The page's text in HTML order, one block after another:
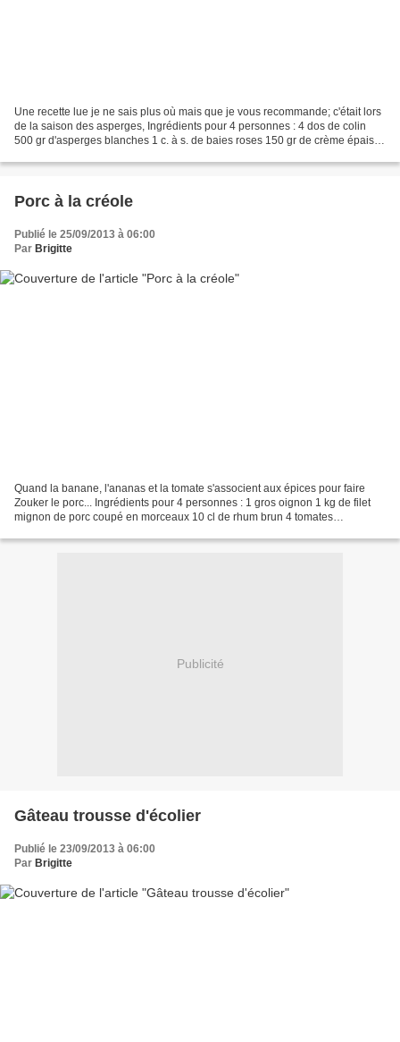
Une recette lue je ne sais plus où mais que je vous recommande; c'était lors
de la saison des asperges, Ingrédients pour 4 personnes : 4 dos de colin
500 gr d'asperges blanches 1 c. à s. de baies roses 150 gr de crème épaisse
Porc à la créole
Publié le 25/09/2013 à 06:00
Par Brigitte
Quand la banane, l'ananas et la tomate s'associent aux épices pour faire
Zouker le porc... Ingrédients pour 4 personnes : 1 gros oignon 1 kg de filet
mignon de porc coupé en morceaux 10 cl de rhum brun 4 tomates
Publicité
Gâteau trousse d'écolier
Publié le 23/09/2013 à 06:00
Par Brigitte